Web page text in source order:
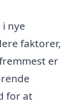
nye
faktorer,
er
for at